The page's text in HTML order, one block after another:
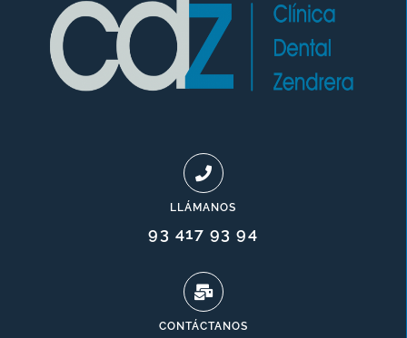
LLÁMANOS
93 417 93 94
CONTÁCTANOS